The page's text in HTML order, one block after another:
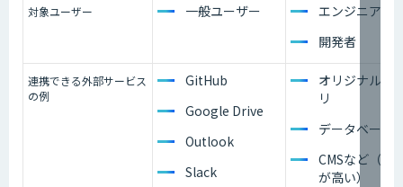
対象ユーザー 一般ユーザー
エンジニア
開発者
連携できる外部サービス
の例
GitHub
Google Drive
Outlook
Slack
オリジナルの
リ
データベース
CMSなど（自
が高い）